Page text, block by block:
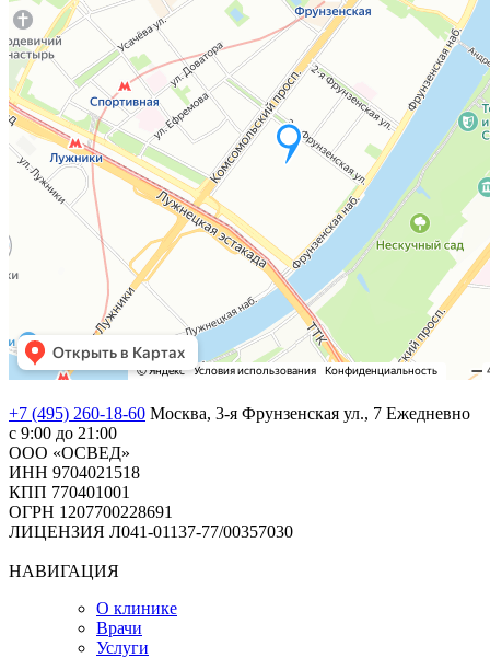
+7 (495) 260-18-60 Москва, 3-я Фрунзенская ул., 7 Ежедневно
с 9:00 до 21:00
ООО «ОСВЕД»
ИНН 9704021518
КПП 770401001
ОГРН 1207700228691
ЛИЦЕНЗИЯ Л041-01137-77/00357030
НАВИГАЦИЯ
О клинике
Врачи
Услуги